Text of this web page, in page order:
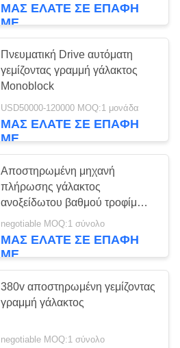
ΜΑΣ ΕΛΆΤΕ ΣΕ ΕΠΑΦΉ
ΜΕ
Πνευματική Drive αυτόματη
γεμίζοντας γραμμή γάλακτος
Monoblock
USD50000-120000 MOQ:1 μονάδα
ΜΑΣ ΕΛΆΤΕ ΣΕ ΕΠΑΦΉ
ΜΕ
Αποστηρωμένη μηχανή
πλήρωσης γάλακτος
ανοξείδωτου βαθμού τροφίμων
μπουκαλιών PE
negotiable MOQ:1 σύνολο
ΜΑΣ ΕΛΆΤΕ ΣΕ ΕΠΑΦΉ
ΜΕ
380v αποστηρωμένη γεμίζοντας
γραμμή γάλακτος
negotiable MOQ:1 σύνολο